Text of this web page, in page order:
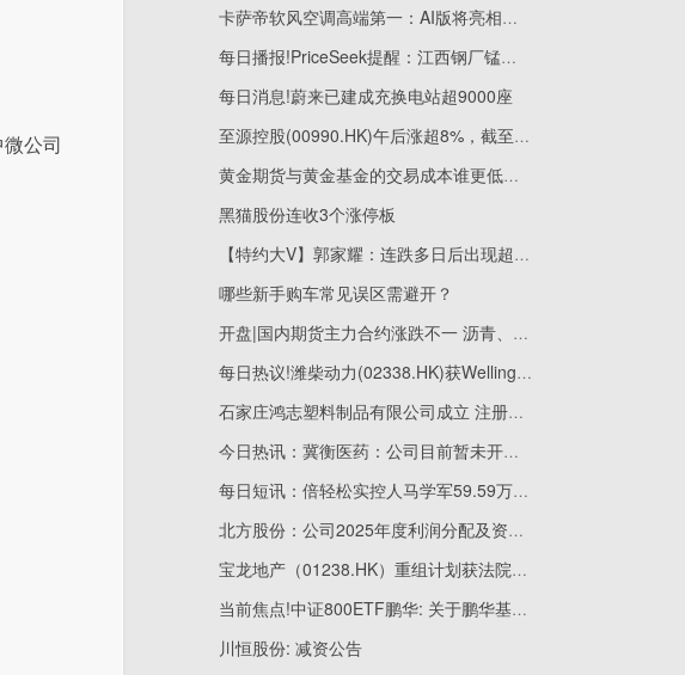
公司
卡萨帝软风空调高端第一：AI版将亮相思享荟
每日播报!PriceSeek提醒：江西钢厂锰硅招标定价落地
每日消息!蔚来已建成充换电站超9000座
至源控股(00990.HK)午后涨超8%，截至发稿，涨8.47%，报0.64港元，成交额6942.22万港元
黄金期货与黄金基金的交易成本谁更低？|视点
黑猫股份连收3个涨停板
【特约大V】郭家耀：连跌多日后出现超卖迹象 短期或有技术反弹
哪些新手购车常见误区需避开？
开盘|国内期货主力合约涨跌不一 沥青、焦炭跌近3%
每日热议!潍柴动力(02338.HK)获Wellington Management Group LLP增持218.04万股
石家庄鸿志塑料制品有限公司成立 注册资本20万人民币
今日热讯：冀衡医药：公司目前暂未开展市值管理相关工作
每日短讯：倍轻松实控人马学军59.59万股股份被司法冻结
北方股份：公司2025年度利润分配及资本公积金转增股本方案已经股东会审议通过|焦点快报
宝龙地产（01238.HK）重组计划获法院批准 生效日期落实
当前焦点!中证800ETF鹏华: 关于鹏华基金管理有限公司旗下部分基金新增流动性服务商的公告
川恒股份: 减资公告